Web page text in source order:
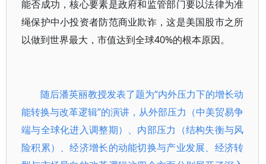
能否成功，核心要素是政府和监管部门要以法律为准
绳保护中小投资者防范商业欺诈，这是美国股市之所
以做到世界最大，市值达到全球40%的根本原因。
随后潘英丽教授发表了题为“内外压力下的增长动
能转换与改革逻辑”的演讲，从外部压力（中美贸易争
端与全球化进入调整期）、内部压力（结构失衡与风
险积累）、经济增长的动能切换与产业发展、经济转